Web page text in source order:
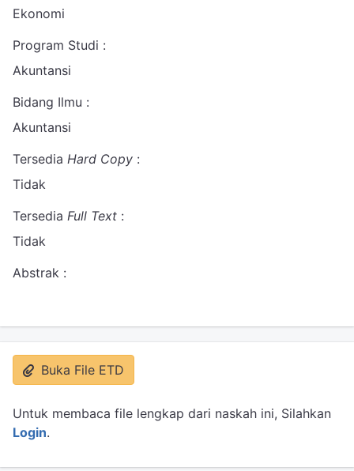
Ekonomi
Program Studi :
Akuntansi
Bidang Ilmu :
Akuntansi
Tersedia Hard Copy :
Tidak
Tersedia Full Text :
Tidak
Abstrak :
Buka File ETD
Untuk membaca file lengkap dari naskah ini, Silahkan
Login.